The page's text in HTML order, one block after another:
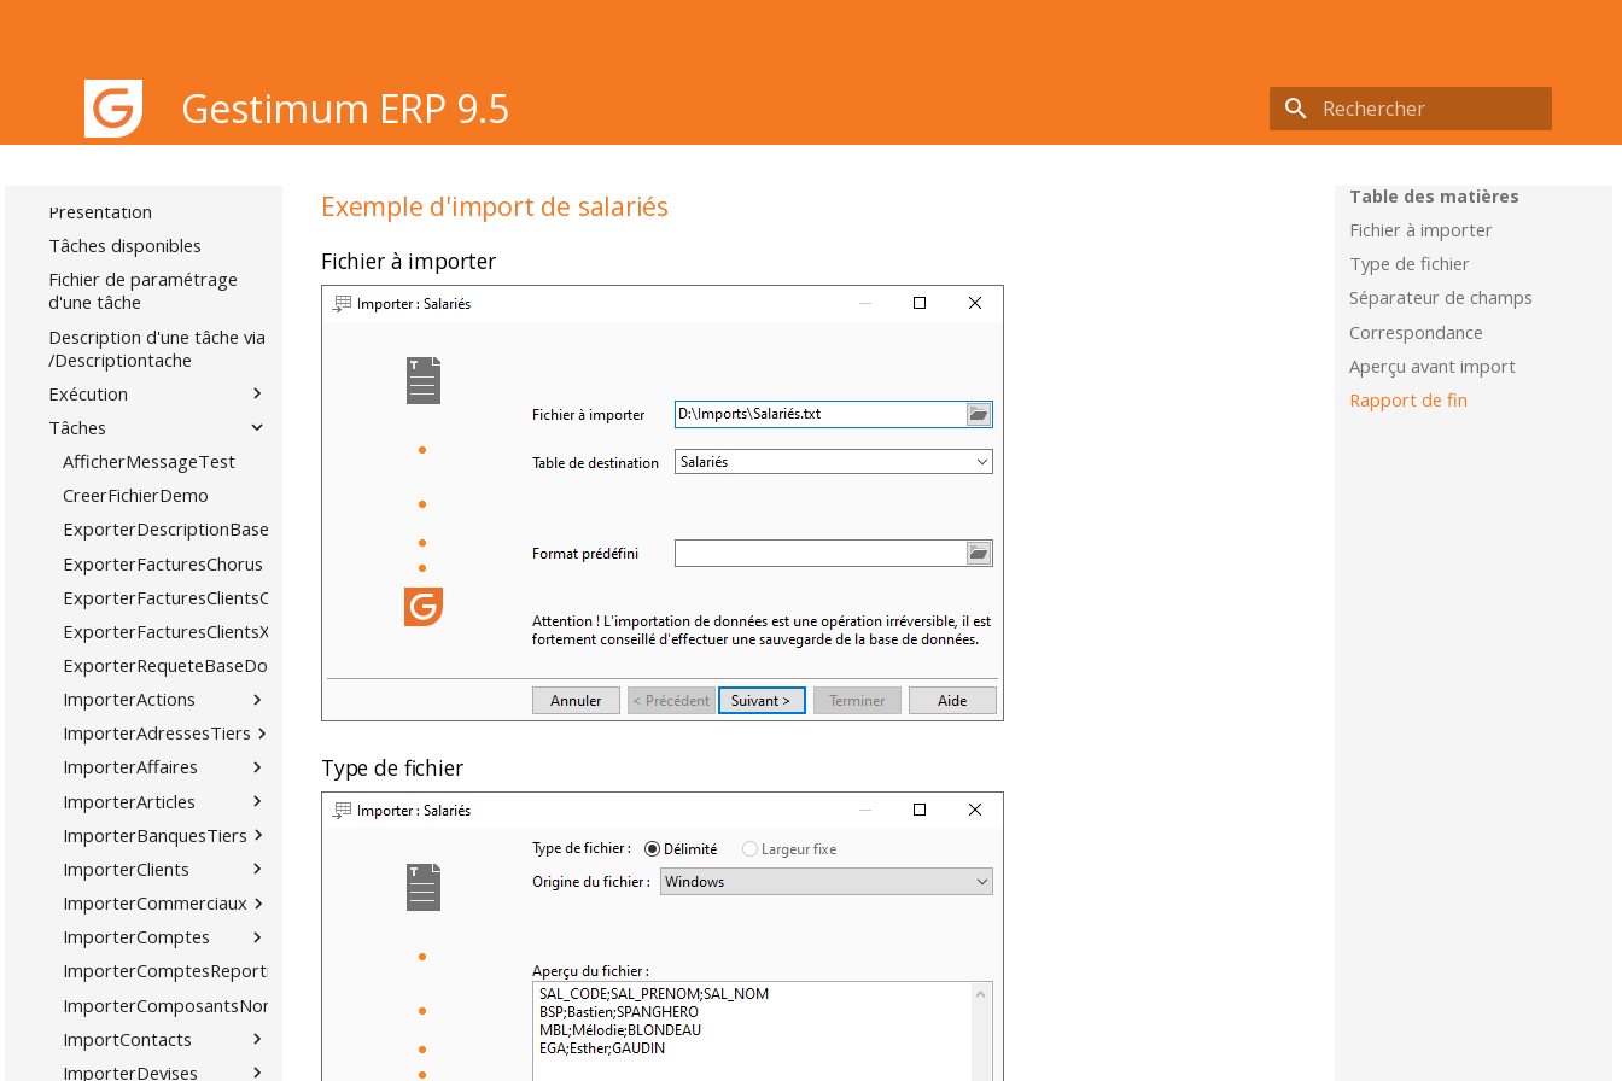
Gestimum ERP 9.5
Initialisation de la recherche
Présentation
Imports et Exports
Présentation
Tâches disponibles
Fichier de paramétrage
d'une tâche
Description d'une tâche via
/Descriptiontache
Exécution
Tâches
AfficherMessageTest
CreerFichierDemo
ExporterDescriptionBaseDonnees
ExporterFacturesChorus
ExporterFacturesClientsCSV
ExporterFacturesClientsXML
ExporterRequeteBaseDonnees
ImporterActions
ImporterAdressesTiers
ImporterAffaires
ImporterArticles
ImporterBanquesTiers
ImporterClients
ImporterCommerciaux
ImporterComptes
ImporterComptesReporting
ImporterComposantsNomenclatures
ImportContacts
ImporterDevises
Table des matières
Fichier à importer
Type de fichier
Séparateur de champs
Correspondance
Aperçu avant import
Rapport de fin
Exemple d'import de salariés
Fichier à importer
Type de fichier